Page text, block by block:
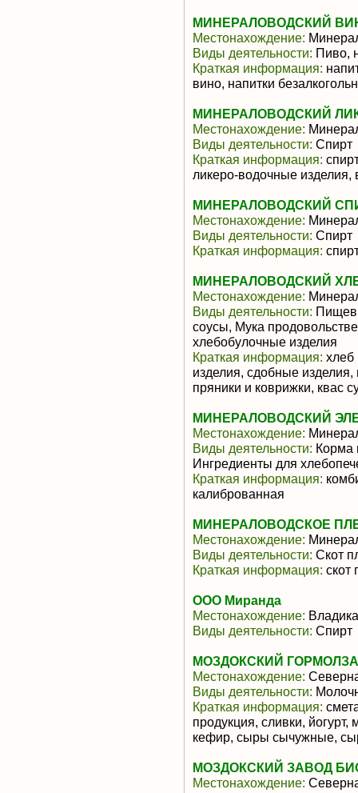
МИНЕРАЛОВОДСКИЙ
Местонахождение:
Виды деятельности: Пиво,
Краткая информация:
вино, напитки
МИНЕРАЛОВОДСКИЙ
Местонахождение:
Виды деятельности: Спирт
Краткая информация:
ликеро-водочные
МИНЕРАЛОВОДСКИЙ
Местонахождение:
Виды деятельности: Спирт
Краткая информация:
МИНЕРАЛОВОДСКИЙ
Местонахождение:
Виды деятельности:
соусы, Мука
хлебобулочные изделия
Краткая информация: хлеб
изделия, сдобные
пряники и коврижки, квас
МИНЕРАЛОВОДСКИЙ
Местонахождение:
Виды деятельности: Корма
Ингредиенты для
Краткая информация:
калиброванная
МИНЕРАЛОВОДСКОЕ
Местонахождение:
Виды деятельности: Скот
Краткая информация: скот
ООО Миранда
Местонахождение:
Виды деятельности: Спирт
МОЗДОКСКИЙ
Местонахождение:
Виды деятельности:
Краткая информация:
продукция, сливки,
кефир, сыры сычужные,
МОЗДОКСКИЙ ЗАВОД
Местонахождение: